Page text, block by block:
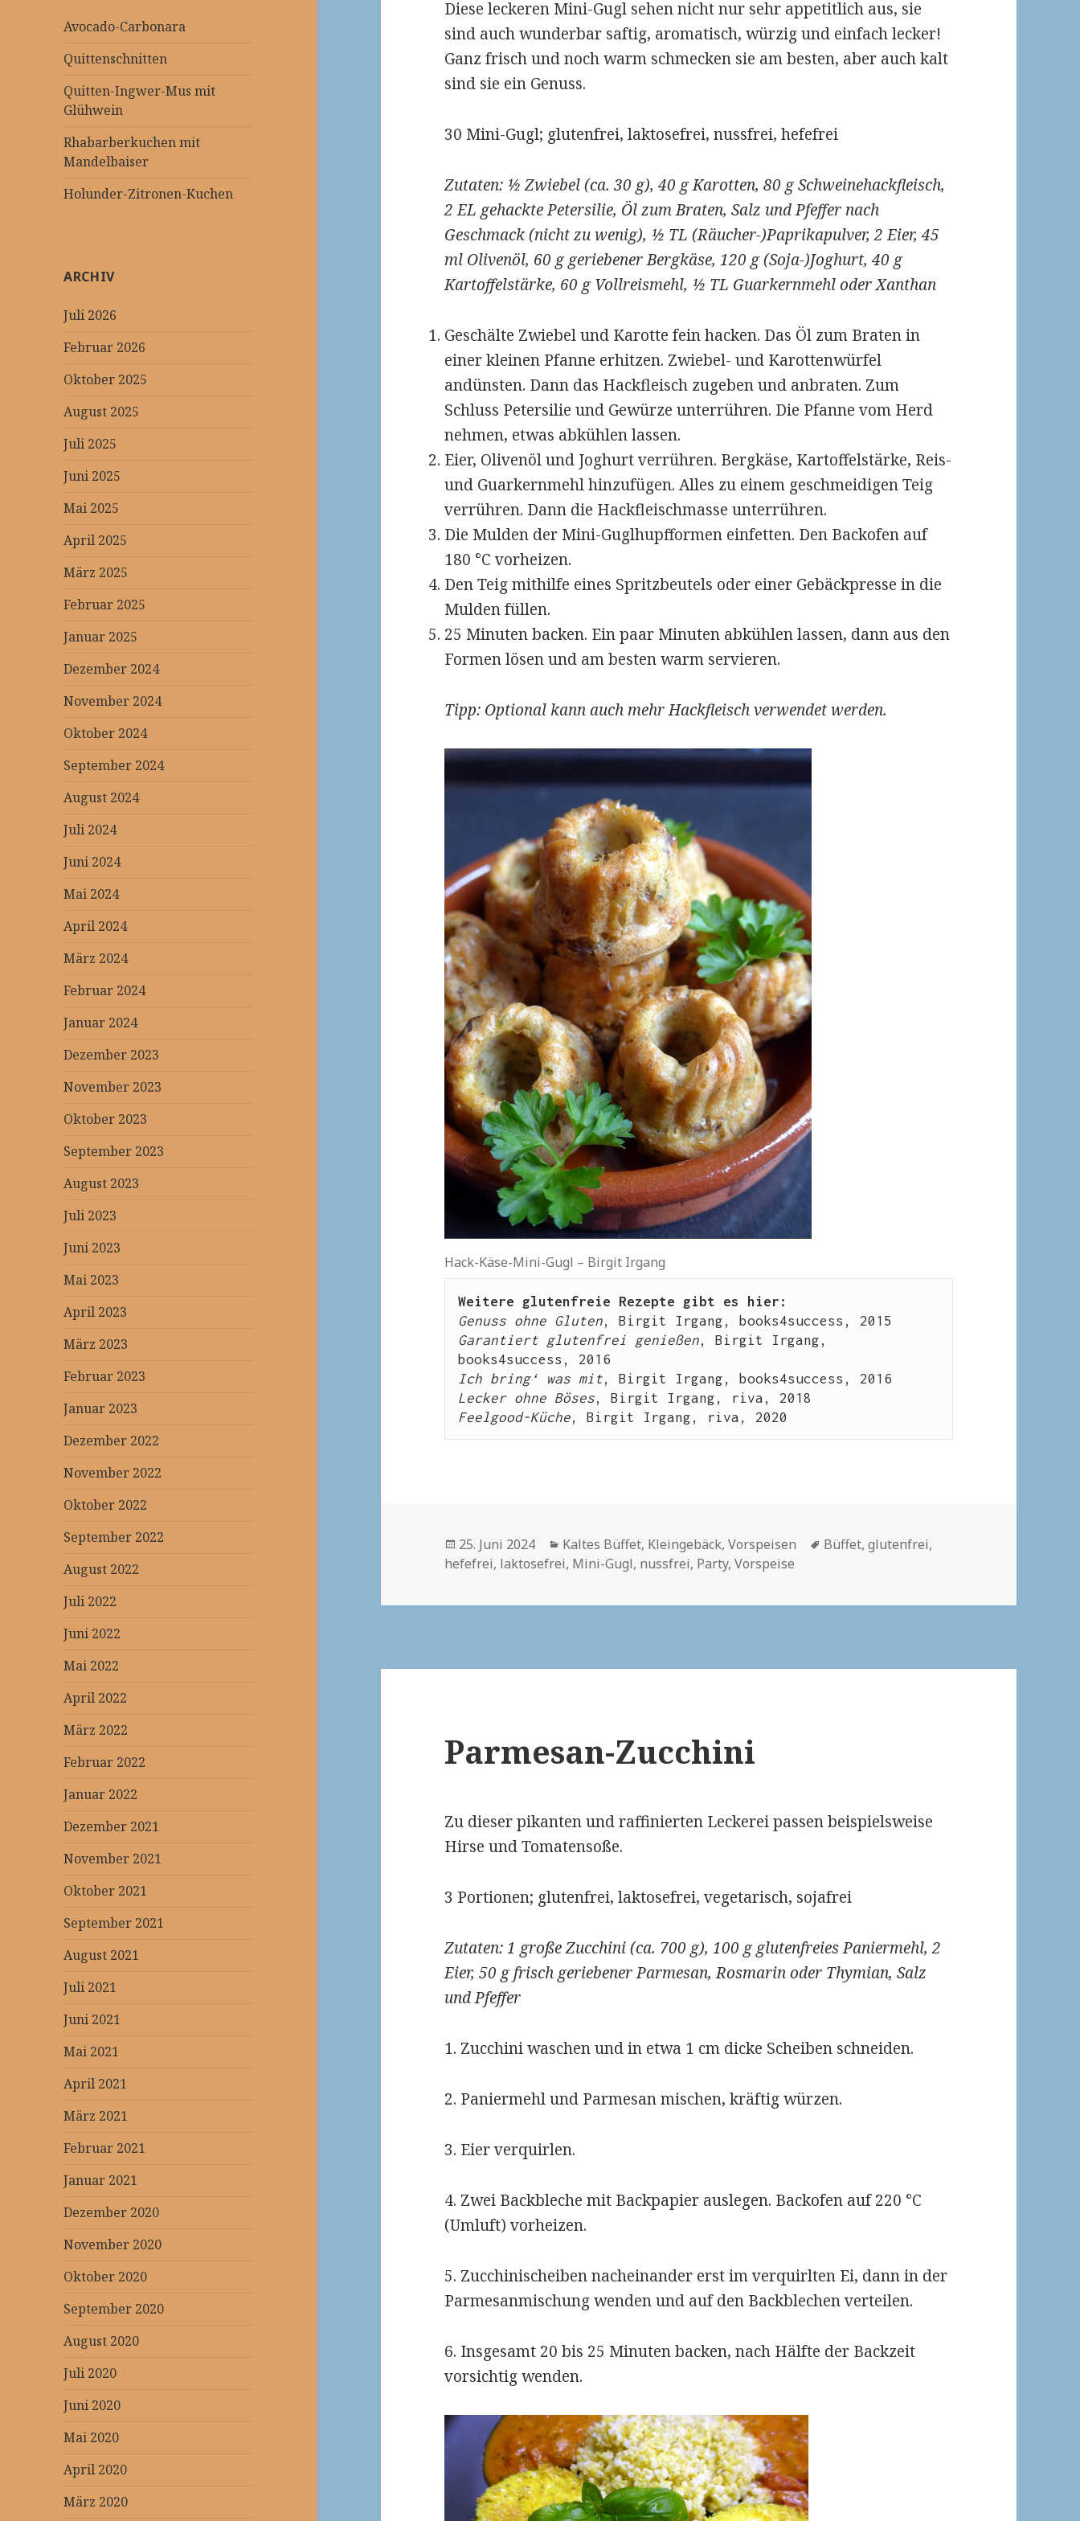
Avocado-Carbonara
Quittenschnitten
Quitten-Ingwer-Mus mit
Glühwein
Rhabarberkuchen mit
Mandelbaiser
Holunder-Zitronen-Kuchen
ARCHIV
Juli 2026
Februar 2026
Oktober 2025
August 2025
Juli 2025
Juni 2025
Mai 2025
April 2025
März 2025
Februar 2025
Januar 2025
Dezember 2024
November 2024
Oktober 2024
September 2024
August 2024
Juli 2024
Juni 2024
Mai 2024
April 2024
März 2024
Februar 2024
Januar 2024
Dezember 2023
November 2023
Oktober 2023
September 2023
August 2023
Juli 2023
Juni 2023
Mai 2023
April 2023
März 2023
Februar 2023
Januar 2023
Dezember 2022
November 2022
Oktober 2022
September 2022
August 2022
Juli 2022
Juni 2022
Mai 2022
April 2022
März 2022
Februar 2022
Januar 2022
Dezember 2021
November 2021
Oktober 2021
September 2021
August 2021
Juli 2021
Juni 2021
Mai 2021
April 2021
März 2021
Februar 2021
Januar 2021
Dezember 2020
November 2020
Oktober 2020
September 2020
August 2020
Juli 2020
Juni 2020
Mai 2020
April 2020
März 2020
Diese leckeren Mini-Gugl sehen nicht nur sehr appetitlich aus, sie
sind auch wunderbar saftig, aromatisch, würzig und einfach lecker!
Ganz frisch und noch warm schmecken sie am besten, aber auch kalt
sind sie ein Genuss.
30 Mini-Gugl; glutenfrei, laktosefrei, nussfrei, hefefrei
Zutaten: ½ Zwiebel (ca. 30 g), 40 g Karotten, 80 g Schweinehackfleisch,
2 EL gehackte Petersilie, Öl zum Braten, Salz und Pfeffer nach
Geschmack (nicht zu wenig), ½ TL (Räucher-)Paprikapulver, 2 Eier, 45
ml Olivenöl, 60 g geriebener Bergkäse, 120 g (Soja-)Joghurt, 40 g
Kartoffelstärke, 60 g Vollreismehl, ½ TL Guarkernmehl oder Xanthan
Geschälte Zwiebel und Karotte fein hacken. Das Öl zum Braten in
einer kleinen Pfanne erhitzen. Zwiebel- und Karottenwürfel
andünsten. Dann das Hackfleisch zugeben und anbraten. Zum
Schluss Petersilie und Gewürze unterrühren. Die Pfanne vom Herd
nehmen, etwas abkühlen lassen.
Eier, Olivenöl und Joghurt verrühren. Bergkäse, Kartoffelstärke, Reis-
und Guarkernmehl hinzufügen. Alles zu einem geschmeidigen Teig
verrühren. Dann die Hackfleischmasse unterrühren.
Die Mulden der Mini-Guglhupfformen einfetten. Den Backofen auf
180 °C vorheizen.
Den Teig mithilfe eines Spritzbeutels oder einer Gebäckpresse in die
Mulden füllen.
25 Minuten backen. Ein paar Minuten abkühlen lassen, dann aus den
Formen lösen und am besten warm servieren.
Tipp: Optional kann auch mehr Hackfleisch verwendet werden.
Hack-Käse-Mini-Gugl – Birgit Irgang
Weitere glutenfreie Rezepte gibt es hier:
Genuss ohne Gluten, Birgit Irgang, books4success, 2015
Garantiert glutenfrei genießen, Birgit Irgang,
books4success, 2016
Ich bring‘ was mit, Birgit Irgang, books4success, 2016
Lecker ohne Böses, Birgit Irgang, riva, 2018
Feelgood-Küche, Birgit Irgang, riva, 2020
Veröffentlicht
am
25. Juni 2024 Kategorien
Kaltes Büffet, Kleingebäck,Vorspeisen Schlagwörter
Büffet,glutenfrei,
hefefrei, laktosefrei, Mini-Gugl, nussfrei, Party,Vorspeise
Parmesan-Zucchini
Zu dieser pikanten und raffinierten Leckerei passen beispielsweise
Hirse und Tomatensoße.
3 Portionen; glutenfrei, laktosefrei, vegetarisch, sojafrei
Zutaten: 1 große Zucchini (ca. 700 g), 100 g glutenfreies Paniermehl, 2
Eier, 50 g frisch geriebener Parmesan, Rosmarin oder Thymian, Salz
und Pfeffer
1. Zucchini waschen und in etwa 1 cm dicke Scheiben schneiden.
2. Paniermehl und Parmesan mischen, kräftig würzen.
3. Eier verquirlen.
4. Zwei Backbleche mit Backpapier auslegen. Backofen auf 220 °C
(Umluft) vorheizen.
5. Zucchinischeiben nacheinander erst im verquirlten Ei, dann in der
Parmesanmischung wenden und auf den Backblechen verteilen.
6. Insgesamt 20 bis 25 Minuten backen, nach Hälfte der Backzeit
vorsichtig wenden.